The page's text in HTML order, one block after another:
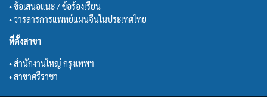
• ข้อเสนอแนะ / ข้อร้องเรียน
• วารสารการแพทย์แผนจีนในประเทศไทย
ที่ตั้งสาขา
• สำนักงานใหญ่ กรุงเทพฯ
• สาขาศรีราชา